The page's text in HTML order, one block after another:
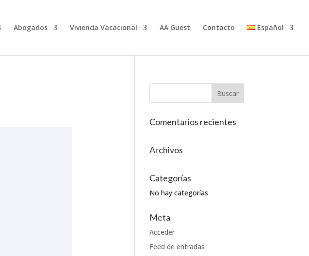
Abogados Vivienda Vacacional AA Guest Contacto Español
Comentarios recientes
Archivos
Categorías
No hay categorías
Meta
Acceder
Feed de entradas